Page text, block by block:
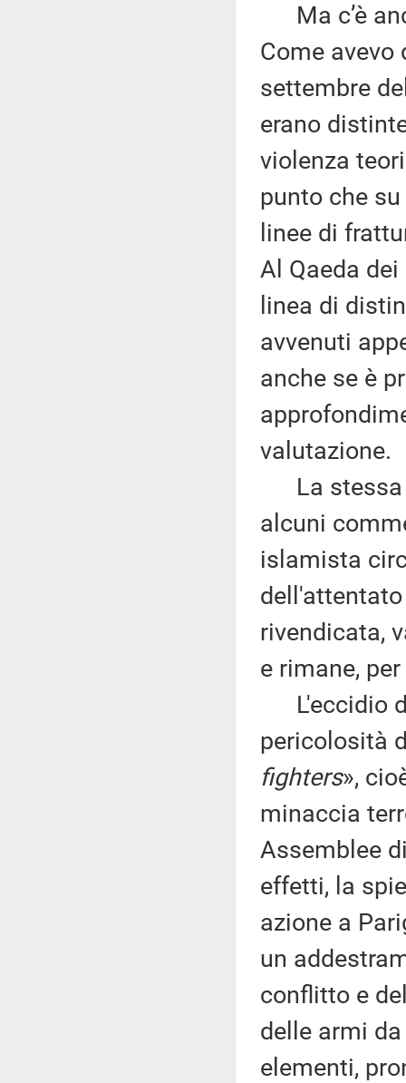
Ma c’è
Come
settembre
erano
violenza
punto che
linee di
Al Qaeda
linea di
avvenuti
anche se è
valutazione.
La stessa
alcuni
islamista
rivendicata,
e rimane,
L'eccidio
pericolosità
fighters»,
minaccia
Assemblee
effetti, la
azione a
un
conflitto e
delle armi
elementi,